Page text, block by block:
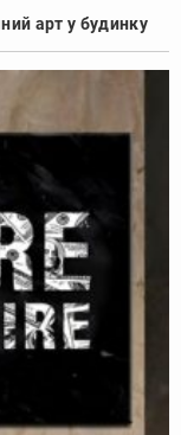
арт у будинку